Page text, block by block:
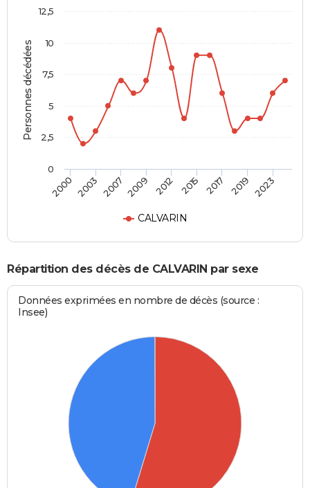
Personnes décédées
CALVARIN
2000 2003 2007 2009 2012 2015 2017 2019 2023
0
2,5
5
7,5
10
12,5
Répartition des décès de CALVARIN par sexe
Données exprimées en nombre de décès (source :
Insee)